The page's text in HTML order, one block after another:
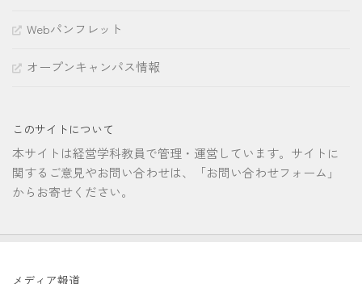
Webパンフレット
オープンキャンパス情報
このサイトについて
本サイトは経営学科教員で管理・運営しています。サイトに
関するご意見やお問い合わせは、「お問い合わせフォーム」
からお寄せください。
メディア報道